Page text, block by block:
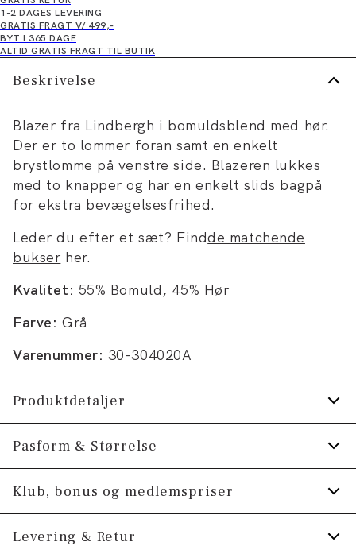
1-2 DAGES LEVERING
GRATIS FRAGT V/ 499,-
BYT I 365 DAGE
ALTID GRATIS FRAGT TIL BUTIK
Beskrivelse
Blazer fra Lindbergh i bomuldsblend med hør.
Der er to lommer foran samt en enkelt
brystlomme på venstre side. Blazeren lukkes
med to knapper og har en enkelt slids bagpå
for ekstra bevægelsesfrihed.
Leder du efter et sæt? Findde matchende
bukser her.
Kvalitet: 55% Bomuld, 45% Hør
Farve: Grå
Varenummer: 30-304020A
Produktdetaljer
To frontlommer med flap og en brystlomme.
Fire knapper ved ærmet.
Slids bagpå.
Pasform & Størrelse
Fit:Slim fit
gå en størrelse op., Tætsiddende pasform, der
Klub, bonus og medlemspriser
Tilmeld dig Klub Tøjeksperten helt gratis.
Levering & Retur